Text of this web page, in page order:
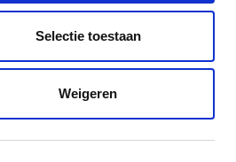
Selectie toestaan
Weigeren
Mijn verlanglijst